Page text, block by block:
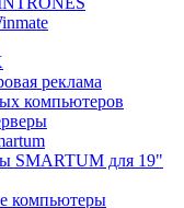
реклама
компьютеров
SMARTUM для 19"
компьютеры